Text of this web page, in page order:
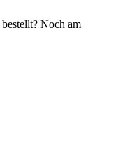
bestellt? Noch am